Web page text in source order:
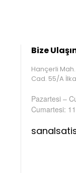
Bize
Hançerli
Cad. 55/A
Pazartesi –
Cumartesi: